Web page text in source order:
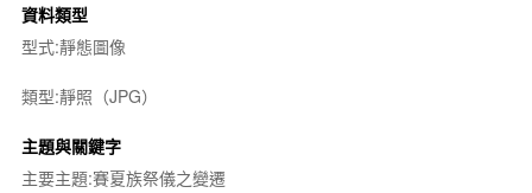
資料類型
型式:靜態圖像
類型:靜照（JPG）
主題與關鍵字
主要主題:賽夏族祭儀之變遷